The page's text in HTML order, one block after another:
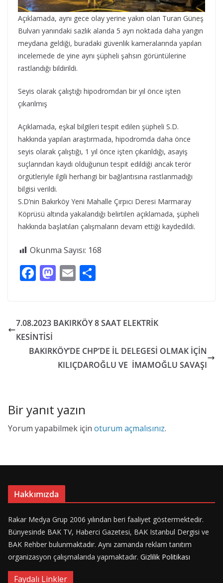
Açıklamada, aynı gece olay yerine yakın olan Turan Güneş
Bulvarı yanındaki sazlık alanda 5 ayrı noktada daha yangın
meydana geldiği, buradaki güvenlik kameralarında yapılan
incelemede de yine aynı şüpheli şahsın görüntülerine
rastlandığı bildirildi.
Seyis olarak çalıştığı hipodromdan bir yıl önce işten
çıkarılmış
Açıklamada, eşkal bilgileri tespit edilen şüpheli S.D.
hakkında yapılan araştırmada, hipodromda daha önce
seyis olarak çalıştığı, 1 yıl önce işten çıkarıldığı, asayiş
suçlarından kaydı olduğunun tespit edildiği ancak terör
örgütleriyle ilgili herhangi bir bağlantısına rastlanmadığı
bilgisi verildi.
S.D’nin Bakırköy Yeni Mahalle Çırpıcı Deresi Marmaray
Köprüsü altında yakalandığı belirtilen açıklamada, şüpheli
hakkında başlatılan çalışmaların devam ettiği kaydedildi.
Okunma Sayısı: 168
F
b
o
o
M
d
n
E
l e
7.08.2023 BAKIRKÖY 8 SAAT ELEKTRİK
KESİNTİSİ
BAKIRKÖY’DE CHP’DE İL DELEGESİ OLMAK İÇİN
KILIÇDAROĞLU VE İMAMOĞLU SAVAŞI
Bir yanıt yazın
Yorum yapabilmek için oturum açmalısınız.
Hakkımızda
Rakar Medya Grup 2006 yılından beri faaliyet göstermektedir.
Bünyesinde BAK TV, Haberci Gazetesi, BAK Istanbul Dergisi ve
BAK Rehber bulunmaktadır. Aynı zamanda reklam tanıtım
organizasyon çalışmalarıda yapmaktadır. Gizlilik Politikası
Faydalı Linkler